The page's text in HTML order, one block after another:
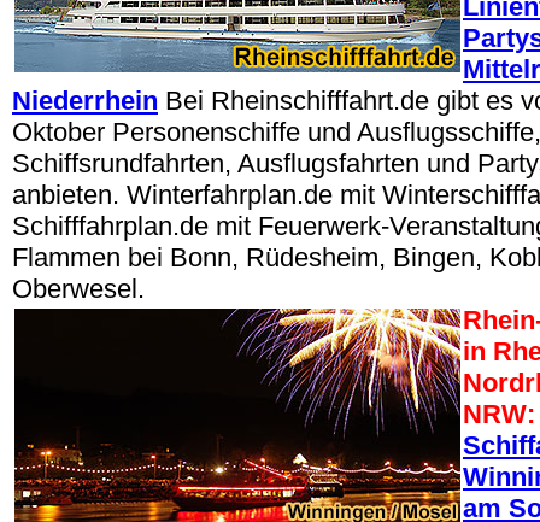
Niederrhein Bei Rheinschifffahrt.de gibt es
Oktober Personenschiffe und
Schiffsrundfahrten, Ausflugsfahrten und
anbieten. Winterfahrplan.de mit
Schifffahrplan.de mit Feuerwerk-
Flammen bei Bonn, Rüdesheim, Bingen,
Oberwesel.
in
NRW:
am